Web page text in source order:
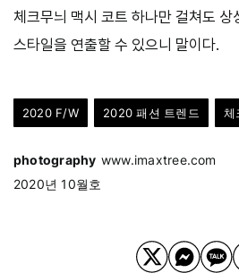
체크무늬 맥시 코트 하나만 걸쳐도 상
스타일을 연출할 수 있으니 말이다.
2020 F/W 2020 패션 트렌드 체
photography www.imaxtree.com
2020년 10월호